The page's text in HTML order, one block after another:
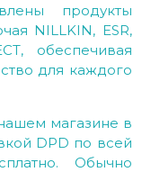
продукты
NILLKIN, ESR,
обеспечивая
для каждого
магазине в
DPD по всей
Обычно